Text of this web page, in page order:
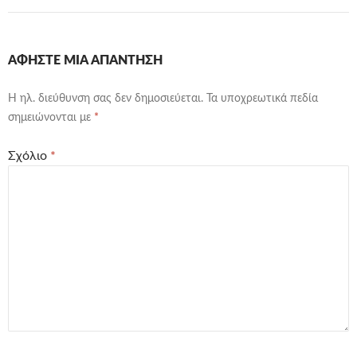
ΑΦΉΣΤΕ ΜΙΑ ΑΠΆΝΤΗΣΗ
Η ηλ. διεύθυνση σας δεν δημοσιεύεται.
Τα υποχρεωτικά πεδία
σημειώνονται με *
Σχόλιο *